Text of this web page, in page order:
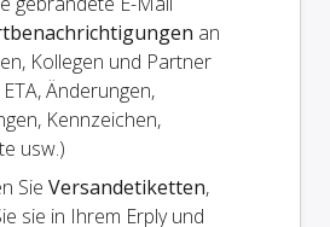
an
Kollegen und Partner
Änderungen,
Kennzeichen,
usw.)
Sie Versandetiketten,
sie in Ihrem Erply und